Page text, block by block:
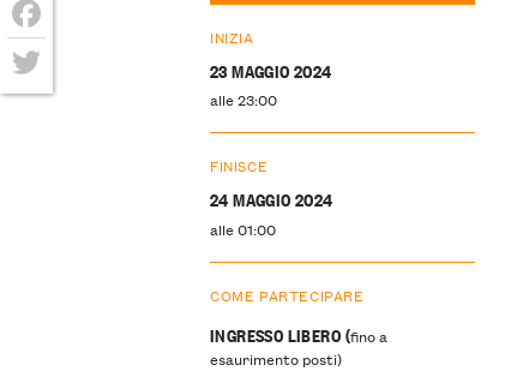
INIZIA
23 MAGGIO 2024
alle 23:00
FINISCE
24 MAGGIO 2024
alle 01:00
COME PARTECIPARE
INGRESSO LIBERO (fino a
esaurimento posti)
Facebook
Twitter